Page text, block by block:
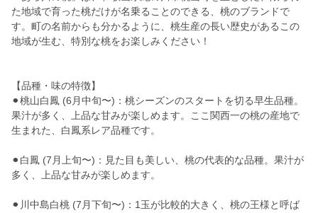
た地域で育った桃だけが名乗ることのできる、桃のブランドで
す。町の名前からも分かるように、桃生産の長い歴史があるこの
地域が生む、特別な桃をお楽しみください！
【品種・味の特徴】
⚫︎桃山白鳳 (6月中旬〜)：桃シーズンのスタートを切る早生品種。
果汁が多く、上品な甘みが楽しめます。ここ関西一の桃の産地で
生まれた、白鳳系レア品種です。
⚫︎白鳳 (7月上旬〜)：見た目も美しい、桃の代表的な品種。果汁が
多く、上品な甘みが楽しめます。
⚫︎川中島白桃 (7月下旬〜)：1玉が比較的大きく、桃の王様と呼ば